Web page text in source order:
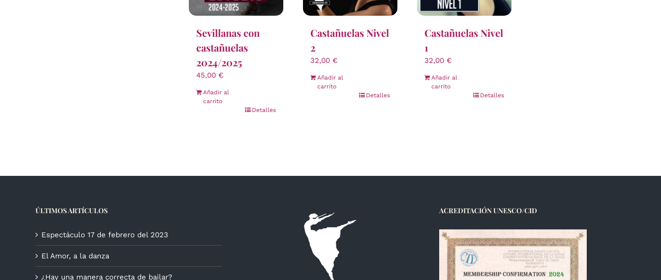
Sevillanas con
castañuelas
2024/2025
45,00 €
Añadir al
carrito
Detalles
Castañuelas Nivel
2
32,00 €
Añadir al
carrito
Detalles
Castañuelas Nivel
1
32,00 €
Añadir al
carrito
Detalles
ÚLTIMOS ARTÍCULOS
Espectáculo 17 de febrero del 2023
El Amor, a la danza
¿Hay una manera correcta de bailar?
ACREDITACIÓN UNESCO/CID